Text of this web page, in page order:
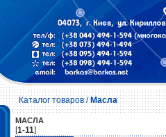
Каталог товаров/Масла
МАСЛА
[1-11]